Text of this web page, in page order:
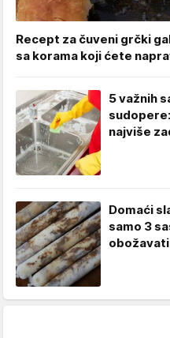
Recept za čuveni grčki
sa korama koji ćete
5 važnih
najviše
Domaći
samo 3
obožavati